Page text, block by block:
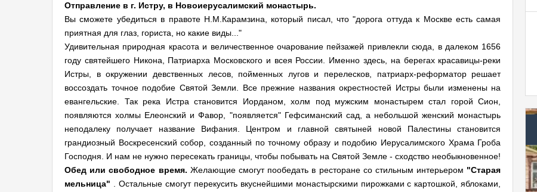
Отправление в г. Истру, в Новоиерусалимский монастырь.
Вы сможете убедиться в правоте Н.М.Карамзина, который писал, что "дорога оттуда к Москве есть самая
приятная для глаз, гориста, но какие виды..."
Удивительная природная красота и величественное очарование пейзажей привлекли сюда, в далеком 1656
году святейшего Никона, Патриарха Московского и всея России. Именно здесь, на берегах красавицы-реки
Истры, в окружении девственных лесов, пойменных лугов и перелесков, патриарх-реформатор решает
воссоздать точное подобие Святой Земли. Все прежние названия окрестностей Истры были изменены на
евангельские. Так река Истра становится Иорданом, холм под мужским монастырем стал горой Сион,
появляются холмы Елеонский и Фавор, "появляется" Гефсиманский сад, а небольшой женский монастырь
неподалеку получает название Вифания. Центром и главной святыней новой Палестины становится
грандиозный Воскресенский собор, созданный по точному образу и подобию Иерусалимского Храма Гроба
Господня. И нам не нужно пересекать границы, чтобы побывать на Святой Земле - сходство необыкновенное!
Обед или свободное время. Желающие смогут пообедать в ресторане со стильным интерьером "Старая
мельница" . Остальные смогут перекусить вкуснейшими монастырскими пирожками с картошкой, яблоками,